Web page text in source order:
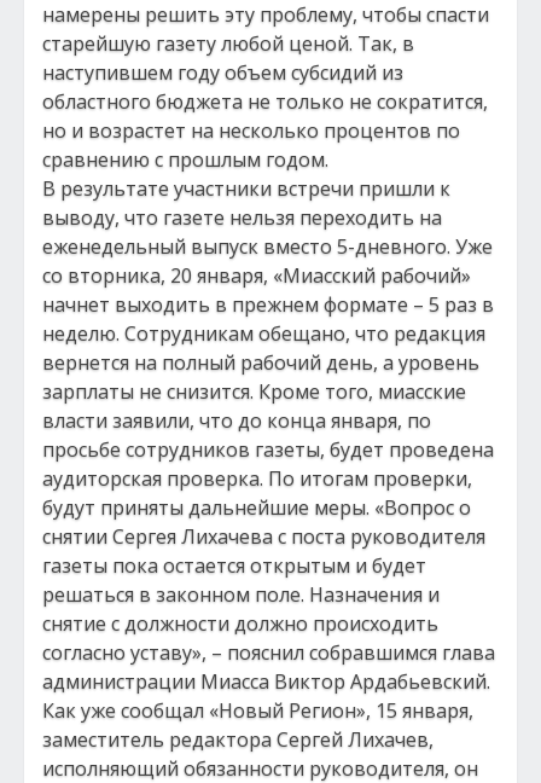
намерены решить эту проблему, чтобы спасти
старейшую газету любой ценой. Так, в
наступившем году объем субсидий из
областного бюджета не только не сократится,
но и возрастет на несколько процентов по
сравнению с прошлым годом.
В результате участники встречи пришли к
выводу, что газете нельзя переходить на
еженедельный выпуск вместо 5-дневного. Уже
со вторника, 20 января, «Миасский рабочий»
начнет выходить в прежнем формате – 5 раз в
неделю. Сотрудникам обещано, что редакция
вернется на полный рабочий день, а уровень
зарплаты не снизится. Кроме того, миасские
власти заявили, что до конца января, по
просьбе сотрудников газеты, будет проведена
аудиторская проверка. По итогам проверки,
будут приняты дальнейшие меры. «Вопрос о
снятии Сергея Лихачева с поста руководителя
газеты пока остается открытым и будет
решаться в законном поле. Назначения и
снятие с должности должно происходить
согласно уставу», – пояснил собравшимся глава
администрации Миасса Виктор Ардабьевский.
Как уже сообщал «Новый Регион», 15 января,
заместитель редактора Сергей Лихачев,
исполняющий обязанности руководителя, он